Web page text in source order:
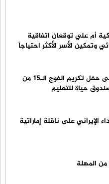
أم علي توقعان اتفاقية
وتمكين الأسر الأكثر احتياجاً
وزيرة التنمية ترعى حفل تكريم الفوج الـ15 من
حياة للتعليم
الإيراني على ناقلة إماراتية